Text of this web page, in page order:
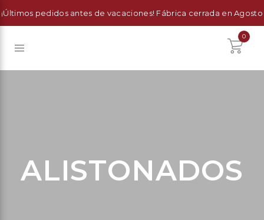
¡Últimos pedidos antes de vacaciones! Fábrica cerrada en Agosto
0
ALISTONADOS